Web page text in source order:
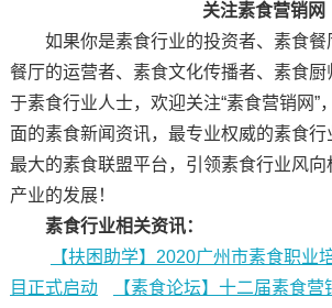
关注素食营销网
如果你是素食行业的投资者、素食
餐厅的运营者、素食文化传播者、素食
于素食行业人士，欢迎关注“素食营销网”
面的素食新闻资讯，最专业权威的素食行
最大的素食联盟平台，引领素食行业风
产业的发展！
素食行业相关资讯：
【扶困助学】2020广州市素食职业
目正式启动
【素食论坛】十二届素食营